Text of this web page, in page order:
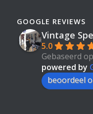
GOOGLE REVIEWS
Vintage
5.0
Gebaseerd
powered by
beoordeel